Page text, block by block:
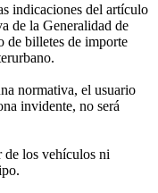
indicaciones del artículo
de la Generalidad de
de billetes de importe
normativa, el usuario
invidente, no será
de los vehículos ni